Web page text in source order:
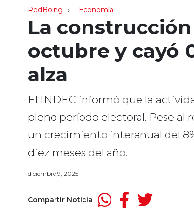
RedBoing Economía
La
octubre y cayó
alza
El INDEC informó que la
pleno período electoral. Pese
un crecimiento interanual del
diez meses del año.
diciembre 9, 2025
Compartir Noticia